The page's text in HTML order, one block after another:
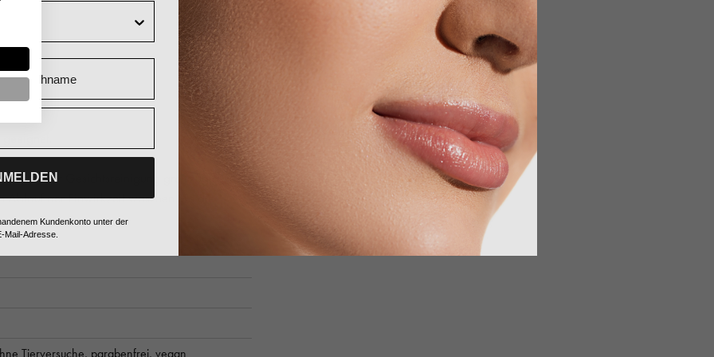
nach der Gesichtsreinigung großzügig auf
der Einwirkzeit waschen Sie die
Tierversuche, parabenfrei, vegan
Kundenkonto unter der
Mail-Adresse.